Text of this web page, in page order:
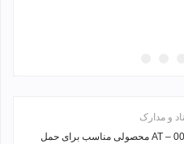
و مدارک
کیف طراحی مهندسی 70 × 50 کد AT – 004A محصولی مناسب برای حمل